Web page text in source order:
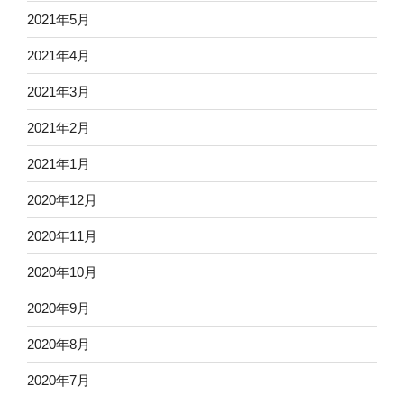
2021年5月
2021年4月
2021年3月
2021年2月
2021年1月
2020年12月
2020年11月
2020年10月
2020年9月
2020年8月
2020年7月